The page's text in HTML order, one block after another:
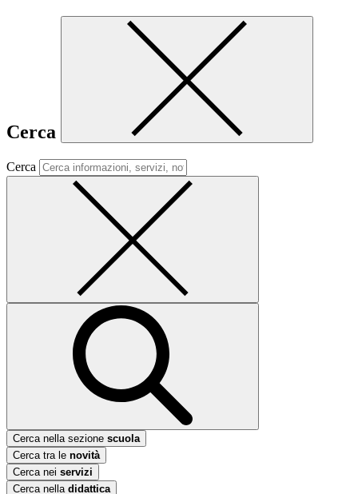
Cerca
Cerca
Cerca nella sezione scuola
Cerca tra le novità
Cerca nei servizi
Cerca nella didattica